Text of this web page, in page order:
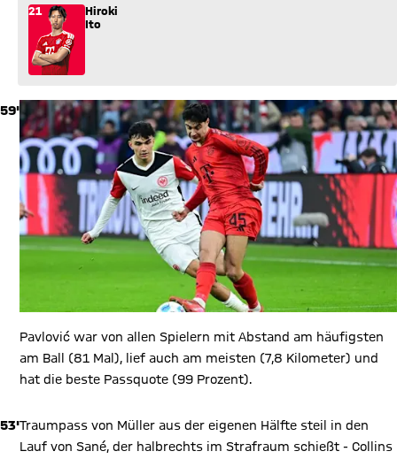
21
Hiroki
Ito
59'
Pavlović war von allen Spielern mit Abstand am häufigsten
am Ball (81 Mal), lief auch am meisten (7,8 Kilometer) und
hat die beste Passquote (99 Prozent).
53'Traumpass von Müller aus der eigenen Hälfte steil in den
Lauf von Sané, der halbrechts im Strafraum schießt - Collins